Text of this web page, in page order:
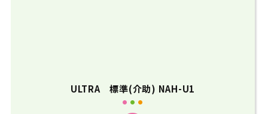
ULTRA 標準(介助) NAH-U1